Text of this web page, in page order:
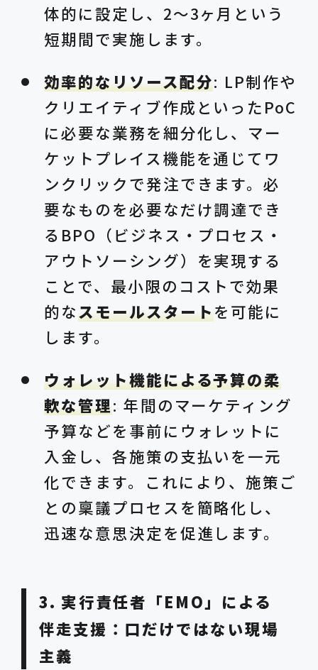
体的に設定し、2～3ヶ月という
短期間で実施します。
効率的なリソース配分: LP制作や
クリエイティブ作成といったPoC
に必要な業務を細分化し、マー
ケットプレイス機能を通じてワ
ンクリックで発注できます。必
要なものを必要なだけ調達でき
るBPO（ビジネス・プロセス・
アウトソーシング）を実現する
ことで、最小限のコストで効果
的なスモールスタートを可能に
します。
ウォレット機能による予算の柔
軟な管理: 年間のマーケティング
予算などを事前にウォレットに
入金し、各施策の支払いを一元
化できます。これにより、施策ご
との稟議プロセスを簡略化し、
迅速な意思決定を促進します。
3. 実行責任者「EMO」による
伴走支援：口だけではない現場
主義